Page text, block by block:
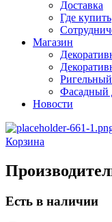
Доставка
Где купить
Магазин
Фасадный
Новости
Корзина
Есть в наличии